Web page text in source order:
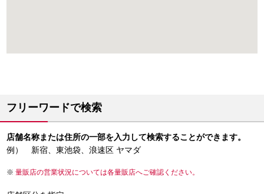
フリーワードで検索
店舗名称または住所の一部を入力して検索することができます。
例） 新宿、東池袋、浪速区 ヤマダ
量販店の営業状況については各量販店へご確認ください。